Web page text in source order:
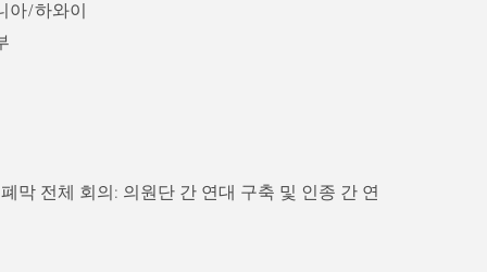
아/하와이
막 전체 회의: 의원단 간 연대 구축 및 인종 간 연